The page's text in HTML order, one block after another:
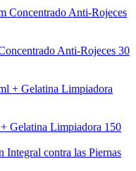
Anti-Rojeces 30
Gelatina Limpiadora 150